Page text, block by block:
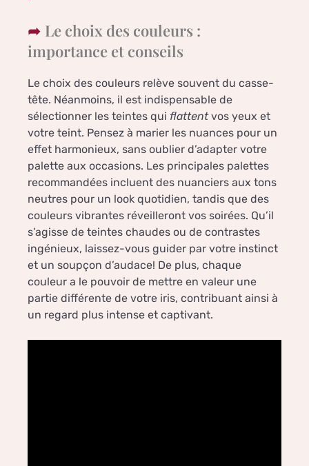
Le choix des couleurs :
importance et conseils
Le choix des couleurs relève souvent du casse-
tête. Néanmoins, il est indispensable de
sélectionner les teintes qui flattentvos yeux et
votre teint. Pensez à marier les nuances pour un
effet harmonieux, sans oublier d’adapter votre
palette aux occasions. Les principales palettes
recommandées incluent des nuanciers aux tons
neutres pour un look quotidien, tandis que des
couleurs vibrantes réveilleront vos soirées. Qu’il
s’agisse de teintes chaudes ou de contrastes
ingénieux, laissez-vous guider par votre instinct
et un soupçon d’audace! De plus, chaque
couleur a le pouvoir de mettre en valeur une
partie différente de votre iris, contribuant ainsi à
un regard plus intense et captivant.